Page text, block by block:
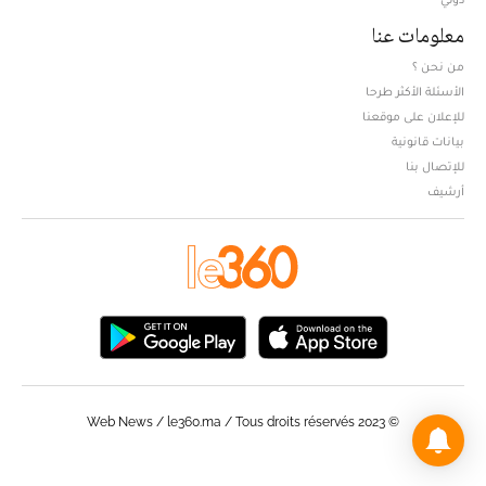
معلومات عنا
من نحن ؟
الأسئلة الأكثر طرحا
للإعلان على موقعنا
بيانات قانونية
للإتصال بنا
أرشيف
© Web News / le360.ma / Tous droits réservés 2023